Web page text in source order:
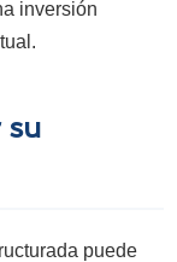
inversión
su
puede